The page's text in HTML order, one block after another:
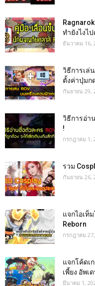
ทำยังไงไป
ธันวาคม 16,
วิธีการเล่
ตั้งค่าปุ่มก
กันยายน 29,
วิธีการอ่า
!
กรกฎาคม 1,
รวม
กันยายน 26,
แจกไอเท็
Reborn
กรกฎาคม
แจกโค้ดเ
เพี้ยง อัพเ
มีนาคม 1,